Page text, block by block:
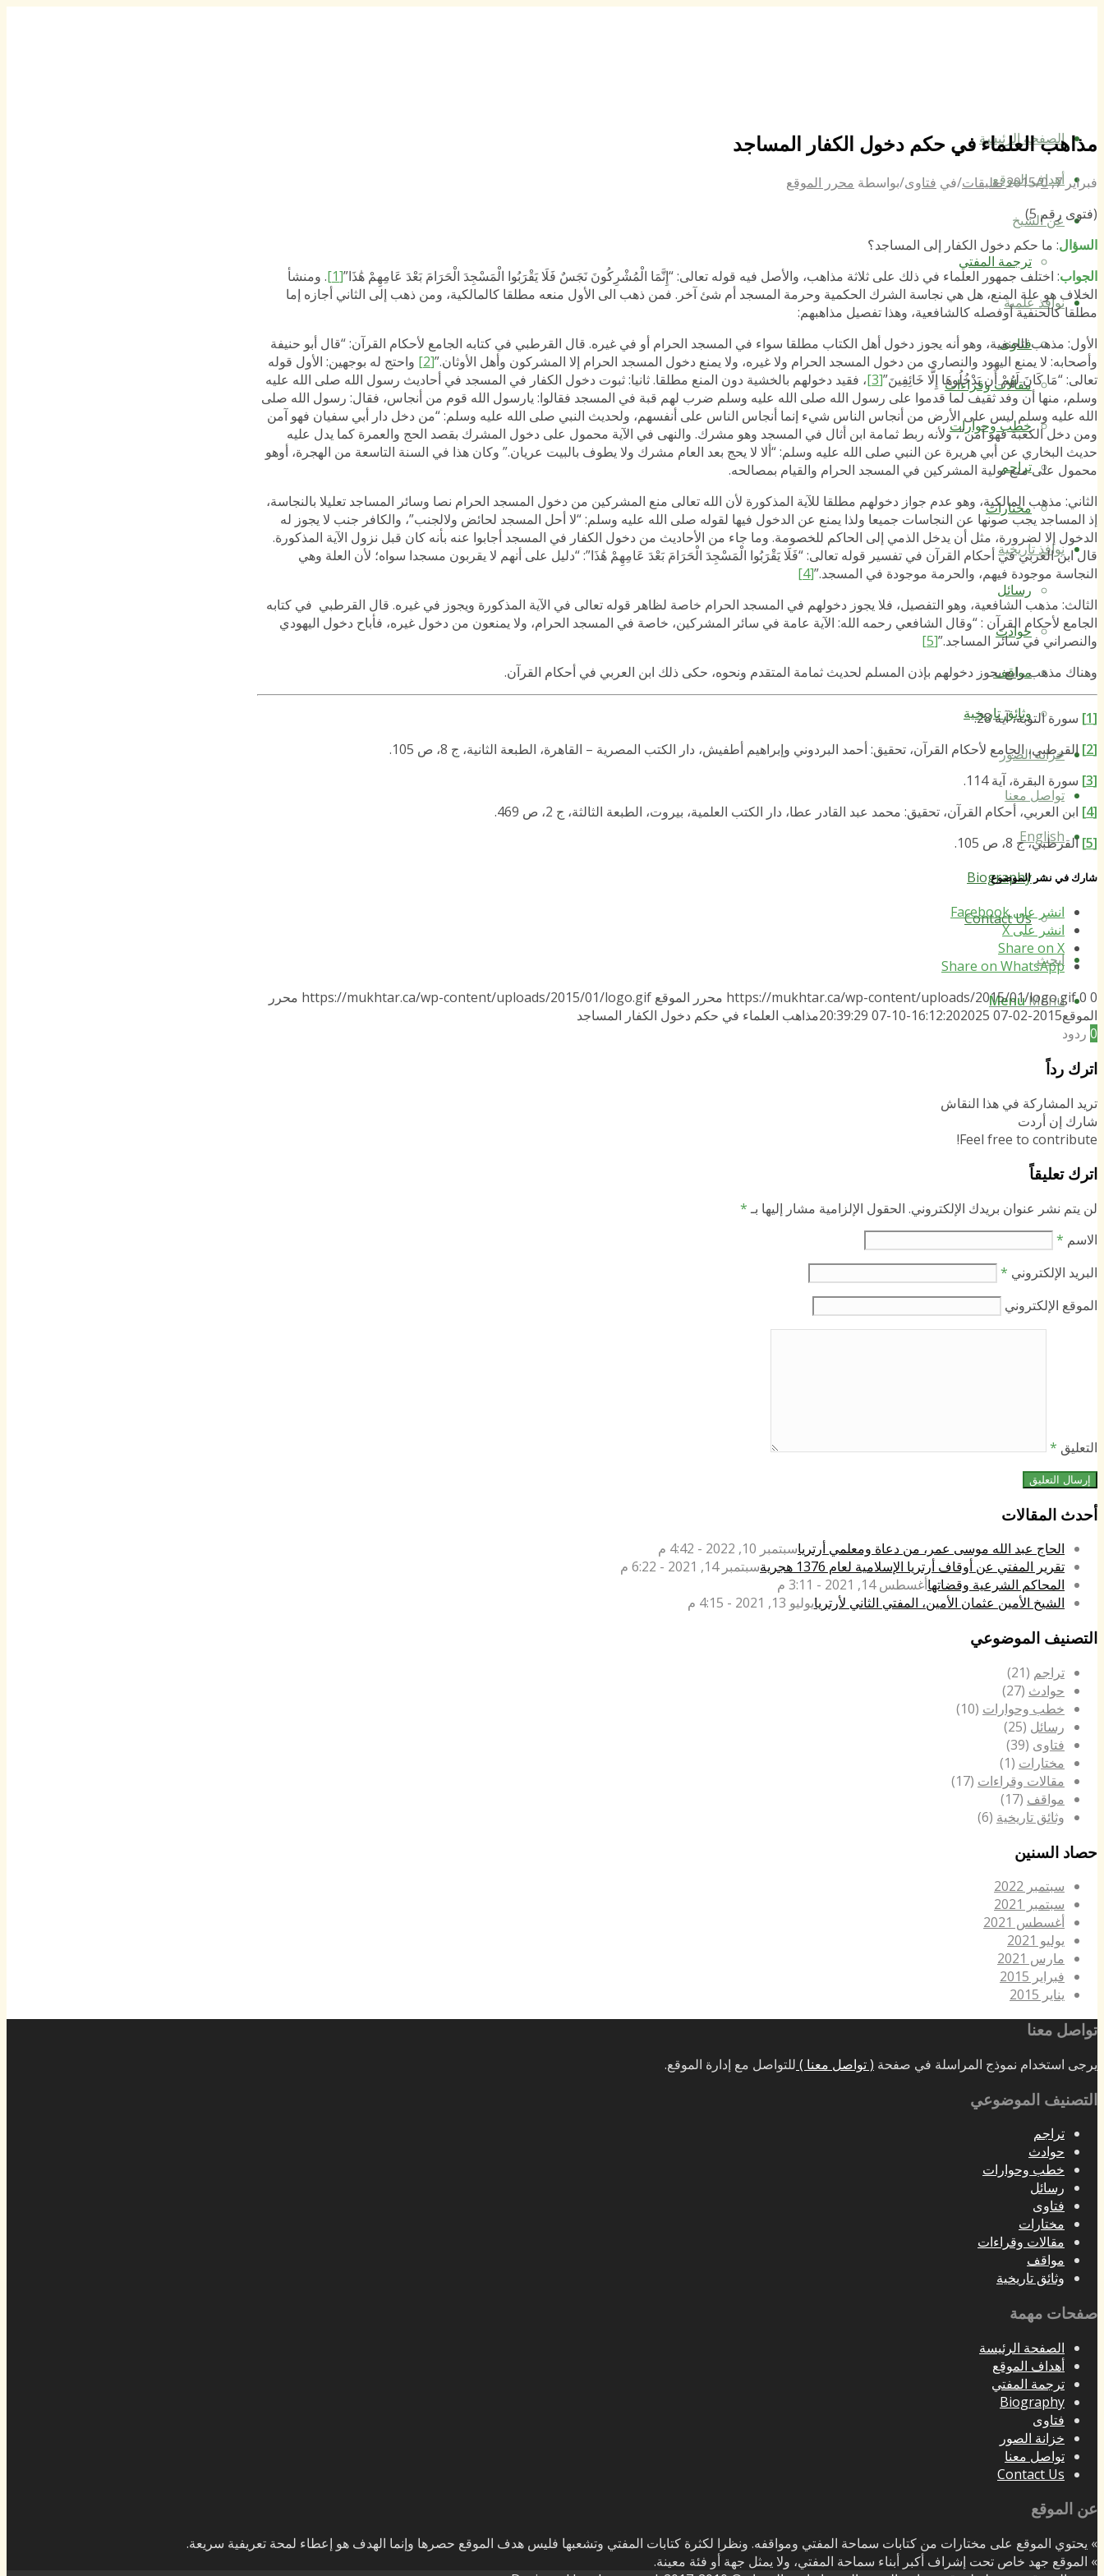
الصفحة الرئيسة
أهداف الموقع
عن الشيخ
ترجمة المفتي
نوافذ علمية
فتاوى
مقالات وقراءات
خطب وحوارات
تراجم
مختارات
نوافذ تاريخية
رسائل
حوادث
مواقف
وثائق تاريخية
خزانة الصور
تواصل معنا
English
Biography
Contact Us
ابحث
Menu Menu
مذاهب العلماء في حكم دخول الكفار المساجد
فبراير 7, 2015 /0 تعليقات /في فتاوى/بواسطة محرر الموقع
(فتوى رقم 5)
السؤال: ما حكم دخول الكفار إلى المساجد؟
الجواب: اختلف جمهور العلماء في ذلك على ثلاثة مذاهب، والأصل فيه قوله تعالى: “إِنَّمَا الْمُشْرِكُونَ نَجَسٌ فَلَا يَقْرَبُوا الْمَسْجِدَ الْحَرَامَ بَعْدَ عَامِهِمْ هَٰذَا”[1]
. ومنشأ
الخلاف هو علة المنع، هل هي نجاسة الشرك الحكمية وحرمة المسجد أم شئ آخر. فمن ذهب الى الأول منعه مطلقا كالمالكية، ومن ذهب إلى الثاني أجازه إما
مطلقا كالحنفية أوفصله كالشافعية، وهذا تفصيل مذاهبهم:
الأول: مذهب الحنفية، وهو أنه يجوز دخول أهل الكتاب مطلقا سواء في المسجد الحرام أو في غيره. قال القرطبي في كتابه الجامع لأحكام القرآن: “قال أبو حنيفة
وأصحابه: لا يمنع اليهود والنصارى من دخول المسجد الحرام ولا غيره، ولا يمنع دخول المسجد الحرام إلا المشركون وأهل الأوثان.”[2]
واحتج له بوجهين: الأول قوله
تعالى: “مَا كَانَ لَهُمْ أَن يَدْخُلُوهَا إِلَّا خَائِفِينَ”[3]
، فقيد دخولهم بالخشية دون المنع مطلقا. ثانيا: ثبوت دخول الكفار في المسجد في أحاديث رسول الله صلى الله عليه
وسلم، منها أن وفد ثقيف لما قدموا على رسول الله صلى الله عليه وسلم ضرب لهم قبة في المسجد فقالوا: يارسول الله قوم من أنجاس، فقال: رسول الله صلى
الله عليه وسلم ليس على الأرض من أنجاس الناس شيء إنما أنجاس الناس على أنفسهم، ولحديث النبي صلى الله عليه وسلم: “من دخل دار أبي سفيان فهو آمن
ومن دخل الكعبة فهو آمن”، ولأنه ربط ثمامة ابن أثال في المسجد وهو مشرك. والنهى في الآية محمول على دخول المشرك بقصد الحج والعمرة كما يدل عليه
حديث البخاري عن أبي هريرة عن النبي صلى الله عليه وسلم: “ألا لا يحج بعد العام مشرك ولا يطوف بالبيت عريان.” وكان هذا في السنة التاسعة من الهجرة، أوهو
محمول على منع تولية المشركين في المسجد الحرام والقيام بمصالحه.
الثاني: مذهب المالكية، وهو عدم جواز دخولهم مطلقا للآية المذكورة لأن الله تعالى منع المشركين من دخول المسجد الحرام نصا وسائر المساجد تعليلا بالنجاسة،
إذ المساجد يجب صونها عن النجاسات جميعا ولذا يمنع عن الدخول فيها لقوله صلى الله عليه وسلم: “لا أحل المسجد لحائض ولالجنب”، والكافر جنب لا يجوز له
الدخول إلا لضرورة، مثل أن يدخل الذمي إلى الحاكم للخصومة. وما جاء من الأحاديث من دخول الكفار في المسجد أجابوا عنه بأنه كان قبل نزول الآية المذكورة.
قال ابن العربي في أحكام القرآن في تفسير قوله تعالى: “فَلَا يَقْرَبُوا الْمَسْجِدَ الْحَرَامَ بَعْدَ عَامِهِمْ هَٰذَا”: “دليل على أنهم لا يقربون مسجدا سواه؛ لأن العلة وهي
النجاسة موجودة فيهم، والحرمة موجودة في المسجد.”[4]
الثالث: مذهب الشافعية، وهو التفصيل، فلا يجوز دخولهم في المسجد الحرام خاصة لظاهر قوله تعالى في الآية المذكورة ويجوز في غيره. قال القرطبي في كتابه
الجامع لأحكام القرآن : “وقال الشافعي رحمه الله: الآية عامة في سائر المشركين، خاصة في المسجد الحرام، ولا يمنعون من دخول غيره، فأباح دخول اليهودي
والنصراني في سائر المساجد.”[5]
وهناك مذهب رابع يجوز دخولهم بإذن المسلم لحديث ثمامة المتقدم ونحوه، حكى ذلك ابن العربي في أحكام القرآن.
[1]
سورة التوبة، آية 28.
[2]
القرطبي، الجامع لأحكام القرآن، تحقيق: أحمد البردوني وإبراهيم أطفيش، دار الكتب المصرية – القاهرة، الطبعة الثانية، ج 8، ص 105.
[3]
سورة البقرة، آية 114.
[4]
ابن العربي، أحكام القرآن، تحقيق: محمد عبد القادر عطا، دار الكتب العلمية، بيروت، الطبعة الثالثة، ج 2، ص 469.
[5]
القرطبي، ج 8، ص 105.
شارك في نشر الموضوع
انشر على Facebook
انشر على X
Share on X
Share on WhatsApp
https://mukhtar.ca/wp-content/uploads/2015/01/logo.gif0 0 محرر الموقع https://mukhtar.ca/wp-content/uploads/2015/01/logo.gif محرر
الموقع2015-02-07 16:12:20
2025-10-07 20:39:29
مذاهب العلماء في حكم دخول الكفار المساجد
0 ردود
اترك رداً
تريد المشاركة في هذا النقاش
شارك إن أردت
Feel free to contribute!
اترك تعليقاً
لن يتم نشر عنوان بريدك الإلكتروني. الحقول الإلزامية مشار إليها بـ*
الاسم *
البريد الإلكتروني *
الموقع الإلكتروني
التعليق *
أحدث المقالات
الحاج عبد الله موسى عمر، من دعاة ومعلمي أرترياسبتمبر 10, 2022 - 4:42 م
تقرير المفتي عن أوقاف أرتريا الإسلامية لعام 1376 هجرية
سبتمبر 14, 2021 - 6:22 م
المحاكم الشرعية وقضاتهاأغسطس 14, 2021 - 3:11 م
الشيخ الأمين عثمان الأمين، المفتي الثاني لأرتريايوليو 13, 2021 - 4:15 م
التصنيف الموضوعي
تراجم (21)
حوادث (27)
خطب وحوارات (10)
رسائل (25)
فتاوى (39)
مختارات (1)
مقالات وقراءات (17)
مواقف (17)
وثائق تاريخية (6)
حصاد السنين
سبتمبر 2022
سبتمبر 2021
أغسطس 2021
يوليو 2021
مارس 2021
فبراير 2015
يناير 2015
تواصل معنا
يرجى استخدام نموذج المراسلة في صفحة ( تواصل معنا ) للتواصل مع إدارة الموقع.
التصنيف الموضوعي
تراجم
حوادث
خطب وحوارات
رسائل
فتاوى
مختارات
مقالات وقراءات
مواقف
وثائق تاريخية
صفحات مهمة
الصفحة الرئيسة
أهداف الموقع
ترجمة المفتي
Biography
فتاوى
خزانة الصور
تواصل معنا
Contact Us
عن الموقع
» يحتوي الموقع على مختارات من كتابات سماحة المفتي ومواقفه. ونظرا لكثرة كتابات المفتي وتشعبها فليس هدف الموقع حصرها وإنما الهدف هو إعطاء لمحة تعريفية سريعة.
» الموقع جهد خاص تحت إشراف أكبر أبناء سماحة المفتي، ولا يمثل جهة أو فئة معينة.